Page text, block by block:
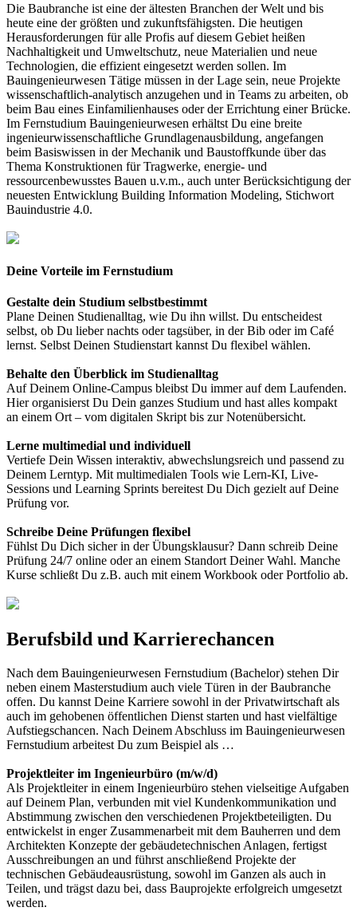
Die Baubranche ist eine der ältesten Branchen der Welt und bis
heute eine der größten und zukunftsfähigsten. Die heutigen
Herausforderungen für alle Profis auf diesem Gebiet heißen
Nachhaltigkeit und Umweltschutz, neue Materialien und neue
Technologien, die effizient eingesetzt werden sollen. Im
Bauingenieurwesen Tätige müssen in der Lage sein, neue Projekte
wissenschaftlich-analytisch anzugehen und in Teams zu arbeiten, ob
beim Bau eines Einfamilienhauses oder der Errichtung einer Brücke.
Im Fernstudium Bauingenieurwesen erhältst Du eine breite
ingenieurwissenschaftliche Grundlagenausbildung, angefangen
beim Basiswissen in der Mechanik und Baustoffkunde über das
Thema Konstruktionen für Tragwerke, energie- und
ressourcenbewusstes Bauen u.v.m., auch unter Berücksichtigung der
neuesten Entwicklung Building Information Modeling, Stichwort
Bauindustrie 4.0.
Deine Vorteile im Fernstudium
Gestalte dein Studium selbstbestimmt
Plane Deinen Studienalltag, wie Du ihn willst. Du entscheidest
selbst, ob Du lieber nachts oder tagsüber, in der Bib oder im Café
lernst. Selbst Deinen Studienstart kannst Du flexibel wählen.
Behalte den Überblick im Studienalltag
Auf Deinem Online-Campus bleibst Du immer auf dem Laufenden.
Hier organisierst Du Dein ganzes Studium und hast alles kompakt
an einem Ort – vom digitalen Skript bis zur Notenübersicht.
Lerne multimedial und individuell
Vertiefe Dein Wissen interaktiv, abwechslungsreich und passend zu
Deinem Lerntyp. Mit multimedialen Tools wie Lern-KI, Live-
Sessions und Learning Sprints bereitest Du Dich gezielt auf Deine
Prüfung vor.
Schreibe Deine Prüfungen flexibel
Fühlst Du Dich sicher in der Übungsklausur? Dann schreib Deine
Prüfung 24/7 online oder an einem Standort Deiner Wahl. Manche
Kurse schließt Du z.B. auch mit einem Workbook oder Portfolio ab.
Berufsbild und Karrierechancen
Nach dem Bauingenieurwesen Fernstudium (Bachelor) stehen Dir
neben einem Masterstudium auch viele Türen in der Baubranche
offen. Du kannst Deine Karriere sowohl in der Privatwirtschaft als
auch im gehobenen öffentlichen Dienst starten und hast vielfältige
Aufstiegschancen. Nach Deinem Abschluss im Bauingenieurwesen
Fernstudium arbeitest Du zum Beispiel als …
Projektleiter im Ingenieurbüro (m/w/d)
Als Projektleiter in einem Ingenieurbüro stehen vielseitige Aufgaben
auf Deinem Plan, verbunden mit viel Kundenkommunikation und
Abstimmung zwischen den verschiedenen Projektbeteiligten. Du
entwickelst in enger Zusammenarbeit mit dem Bauherren und dem
Architekten Konzepte der gebäudetechnischen Anlagen, fertigst
Ausschreibungen an und führst anschließend Projekte der
technischen Gebäudeausrüstung, sowohl im Ganzen als auch in
Teilen, und trägst dazu bei, dass Bauprojekte erfolgreich umgesetzt
werden.